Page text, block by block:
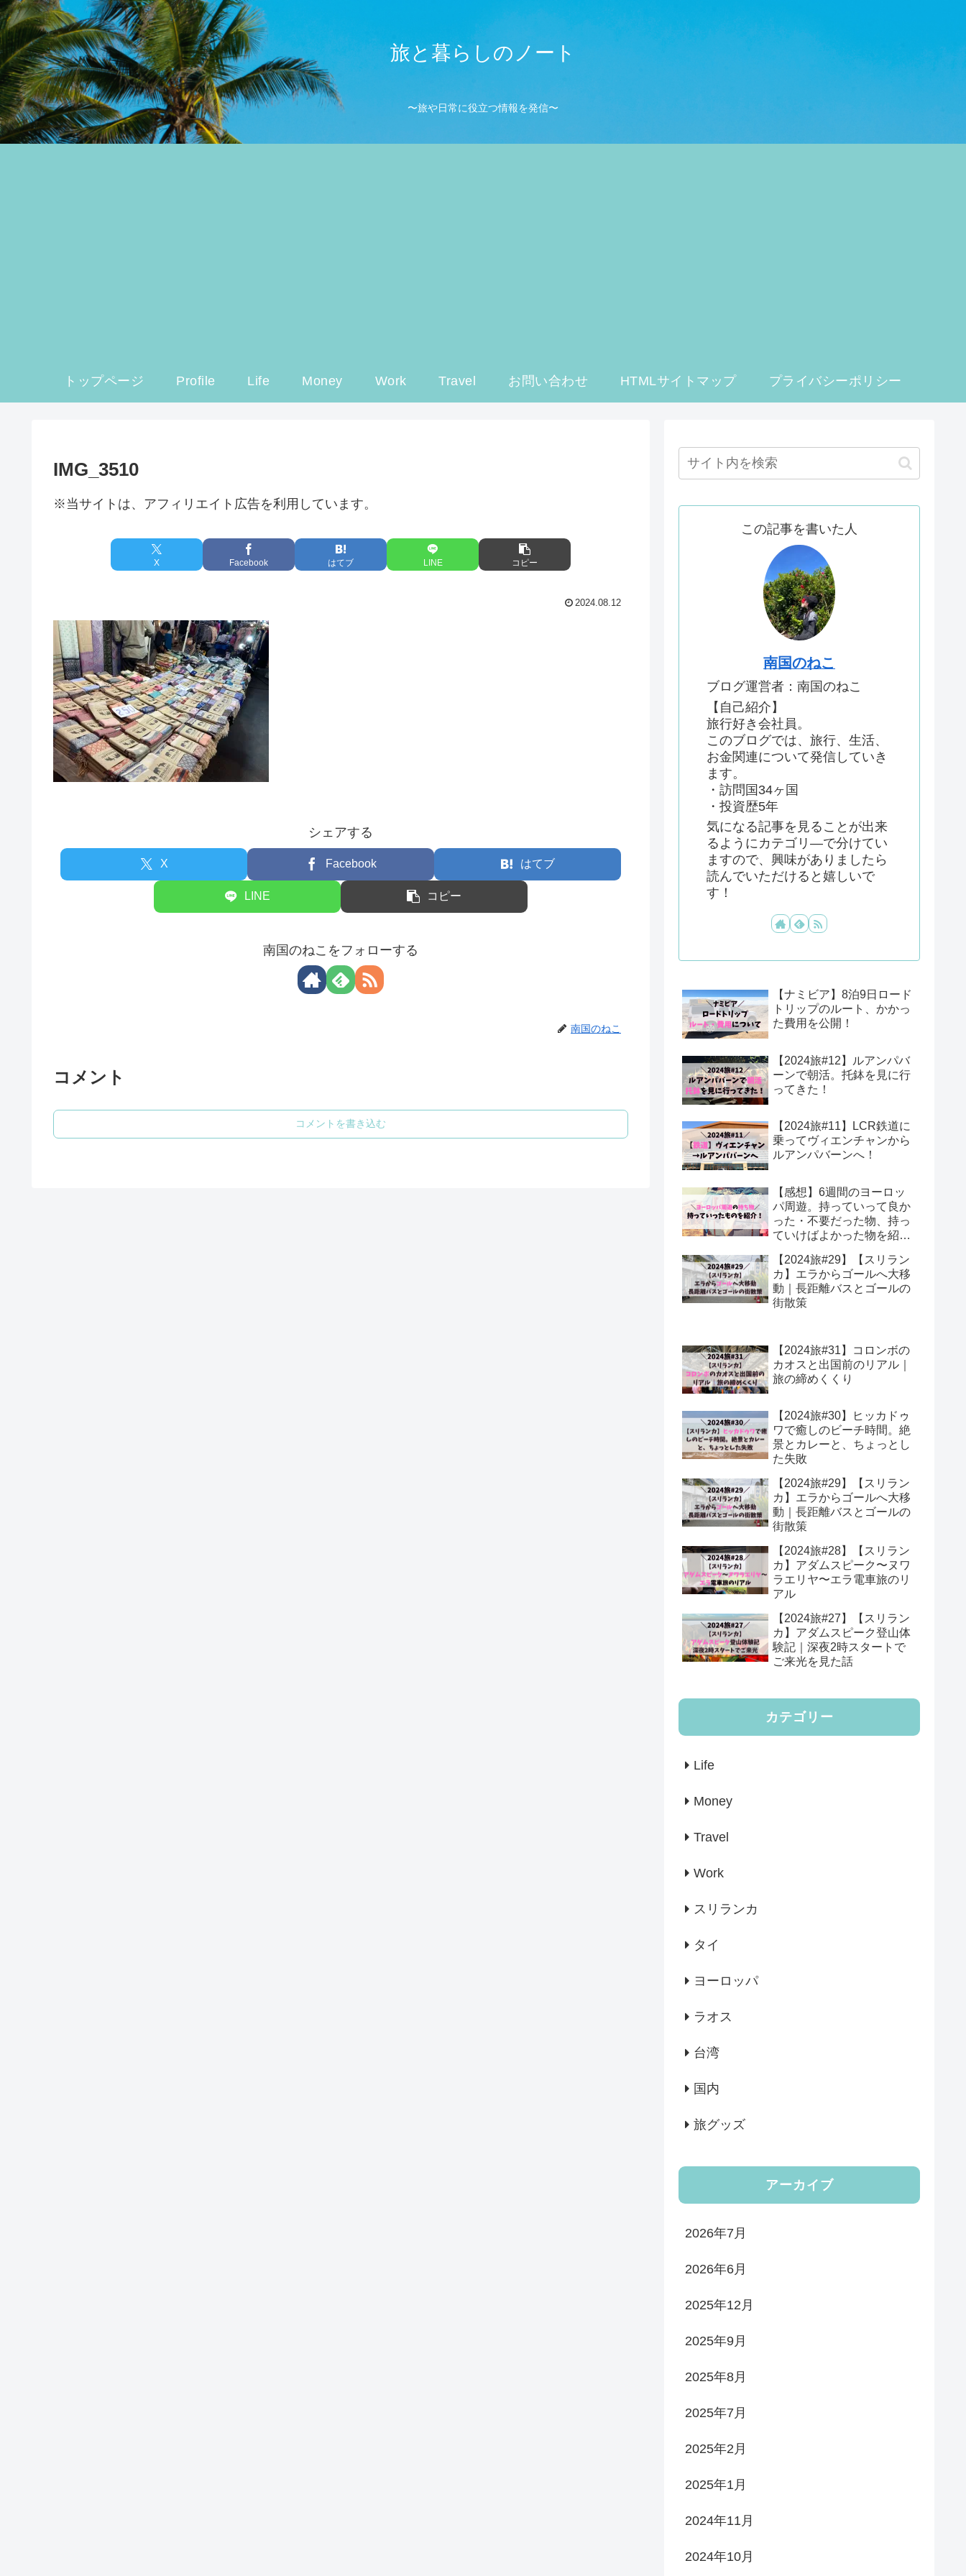
旅と暮らしのノート
〜旅や日常に役立つ情報を発信〜
トップページ Profile Life Money Work Travel お問い合わせ HTMLサイトマップ プライバシーポリシー
IMG_3510
※当サイトは、アフィリエイト広告を利用しています。
X Facebook はてブ LINE コピー
2024.08.12
シェアする
X Facebook はてブ
LINE コピー
南国のねこをフォローする
南国のねこ
コメント
コメントを書き込む
この記事を書いた人
南国のねこ
ブログ運営者：南国のねこ
【自己紹介】
旅行好き会社員。
このブログでは、旅行、生活、
お金関連について発信していき
ます。
・訪問国34ヶ国
・投資歴5年
気になる記事を見ることが出来
るようにカテゴリ―で分けてい
ますので、興味がありましたら
読んでいただけると嬉しいで
す！
【ナミビア】8泊9日ロード
トリップのルート、かかっ
た費用を公開！
【2024旅#12】ルアンパバ
ーンで朝活。托鉢を見に行
ってきた！
【2024旅#11】LCR鉄道に
乗ってヴィエンチャンから
ルアンパバーンへ！
【感想】6週間のヨーロッ
パ周遊。持っていって良か
った・不要だった物、持っ
ていけばよかった物を紹
【2024旅#29】【スリラン
カ】エラからゴールへ大移
動｜長距離バスとゴールの
街散策
【2024旅#31】コロンボの
カオスと出国前のリアル｜
旅の締めくくり
【2024旅#30】ヒッカドゥ
ワで癒しのビーチ時間。絶
景とカレーと、ちょっとし
た失敗
【2024旅#29】【スリラン
カ】エラからゴールへ大移
動｜長距離バスとゴールの
街散策
【2024旅#28】【スリラン
カ】アダムスピーク〜ヌワ
ラエリヤ〜エラ電車旅のリ
アル
【2024旅#27】【スリラン
カ】アダムスピーク登山体
験記｜深夜2時スタートで
ご来光を見た話
カテゴリー
Life
Money
Travel
Work
スリランカ
タイ
ヨーロッパ
ラオス
台湾
国内
旅グッズ
アーカイブ
2026年7月
2026年6月
2025年12月
2025年9月
2025年8月
2025年7月
2025年2月
2025年1月
2024年11月
2024年10月